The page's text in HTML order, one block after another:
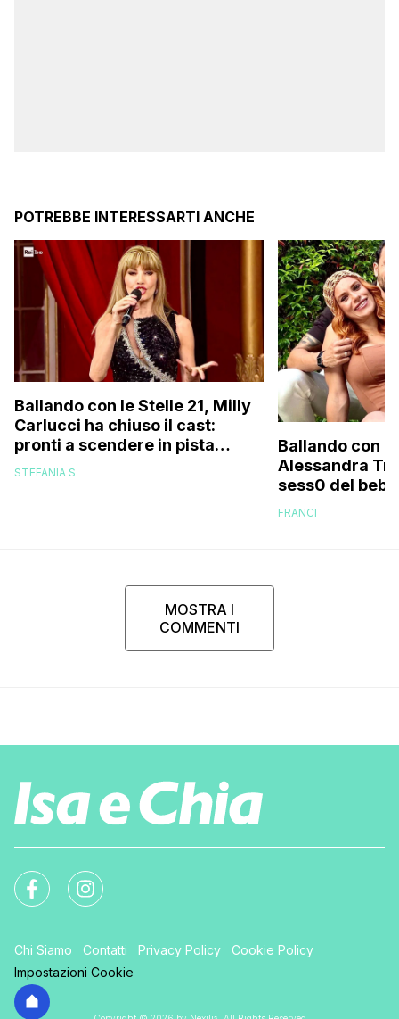
POTREBBE INTERESSARTI ANCHE
Ballando con le Stelle 21, Milly
Carlucci ha chiuso il cast:
pronti a scendere in pista
anche un personaggio molto
STEFANIA S
Ballando con
Alessandra
sess0 del
FRANCI
MOSTRA I
COMMENTI
Chi Siamo Contatti Privacy Policy
Cookie Policy
Impostazioni Cookie